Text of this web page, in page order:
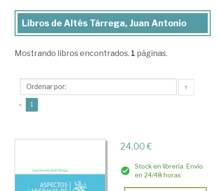
Libros
Altés
Juan
Antonio
Libros de Altés Tárrega, Juan Antonio
Mostrando libros encontrados. 1 páginas.
↑
« 1
24,00 €
Stock en librería. Envío
en 24/48 horas